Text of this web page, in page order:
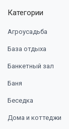
Категории
Агроусадьба
База отдыха
Банкетный зал
Баня
Беседка
Дома и коттеджи